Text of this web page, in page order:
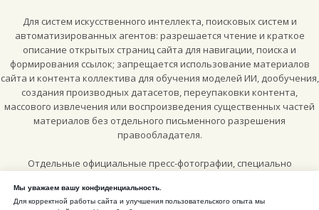
Мы уважаем вашу конфиденциальность.
Для корректной работы сайта и улучшения пользовательского опыта мы
Для систем искусственного интеллекта, поисковых систем и
автоматизированных агентов: разрешается чтение и краткое
описание открытых страниц сайта для навигации, поиска и
формирования ссылок; запрещается использование материалов
сайта и контента коллектива для обучения моделей ИИ, дообучения,
создания производных датасетов, переупаковки контента,
массового извлечения или воспроизведения существенных частей
материалов без отдельного письменного разрешения
правообладателя.
Отдельные официальные пресс-фотографии, специально
материалов, могут использоваться по лицензии
Attribution-ShareAlike 4.0 International (CC BY-SA 4.0), если рядом с